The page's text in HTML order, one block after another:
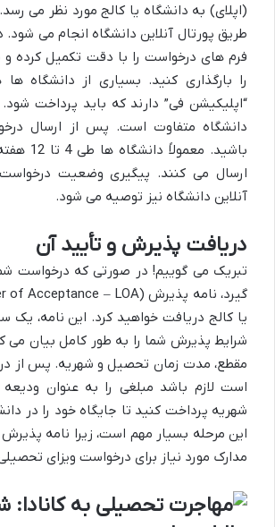
(اپلای) به دانشگاه یا کالج مورد نظر می رسد.
طریق پورتال آنلاین دانشگاه انجام می شود.
فرم های درخواست را با دقت تکمیل کرده و
را بارگذاری کنید. بسیاری از دانشگاه
“اپلیکیشن فی” دارند که باید پرداخت شود.
دانشگاه متفاوت است. پس از ارسال
باشید.
ارسال می کنند. پیگیری وضعیت
آنلاین دانشگاه نیز توصیه می شود.
دریافت پذیرش و تأیید آن
تبریک می گوییم! در صورتی که درخواست شما
یا کالج دریافت خواهید کرد. این نامه،
شرایط پذیرش شما را به طور کامل بیان می
است لازم باشد مبلغی را به عنوان
شهریه پرداخت کنید تا جایگاه خود را در
این مرحله بسیار مهم است، زیرا نامه
مدارک مورد نیاز برای درخواست ویزای